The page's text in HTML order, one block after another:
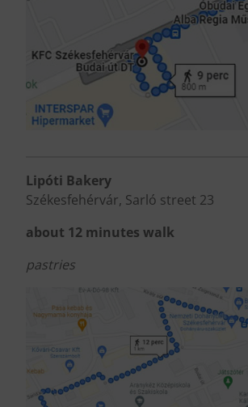
Lipóti Bakery
Székesfehérvár, Sarló street 23
about 12 minutes walk
pastries